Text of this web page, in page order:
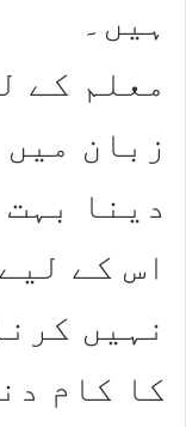
ہیں۔
معلم کے
زبان
دینا
اس کے
نہیں
کا کام